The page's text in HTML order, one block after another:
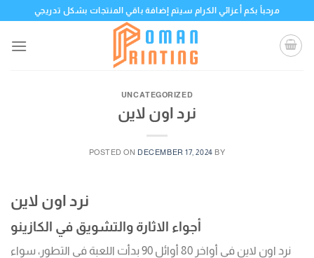
content
مرحباً بكم أعزائي الكرام سيتم إضافة باقي المنتجات بشكل تدريجي
UNCATEGORIZED
نرد اون لاين
POSTED ON DECEMBER 17, 2024 BY
نرد اون لاين
أجواء الاثارة والتشويق في الكازينو
نرد اون لاين في أواخر 80 أوائل 90 بدأت اللعبة في التطور، سواء